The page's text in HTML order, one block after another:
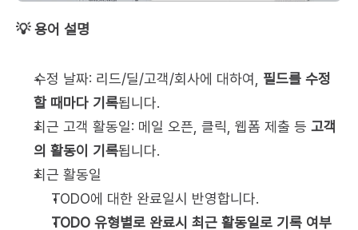
💡 용어 설명
수정 날짜: 리드/딜/고객/회사에 대하여, 필드를 수정
할 때마다 기록됩니다.
최근 고객 활동일: 메일 오픈, 클릭, 웹폼 제출 등 고객
의 활동이 기록됩니다.
최근 활동일
TODO에 대한 완료일시 반영합니다.
TODO 유형별로 완료시 최근 활동일로 기록 여부